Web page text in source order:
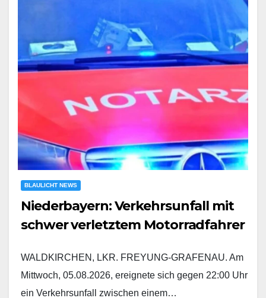
BLAULICHT NEWS
Niederbayern: Verkehrsunfall mit
schwer verletztem Motorradfahrer
WALDKIRCHEN, LKR. FREYUNG-GRAFENAU. Am
Mittwoch, 05.08.2026, ereignete sich gegen 22:00 Uhr
ein Verkehrsunfall zwischen einem…